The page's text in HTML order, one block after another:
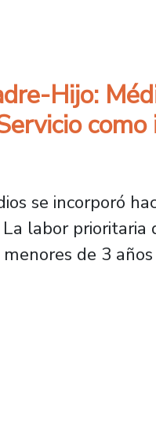
estudios
Hijo:
se incorporó
labor prioritaria
de 3
Médica